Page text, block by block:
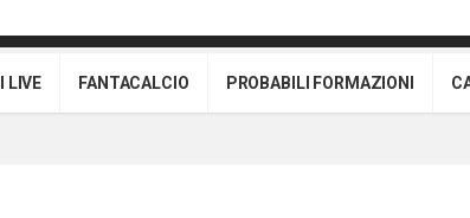
LIVE FANTACALCIO PROBABILI FORMAZIONI